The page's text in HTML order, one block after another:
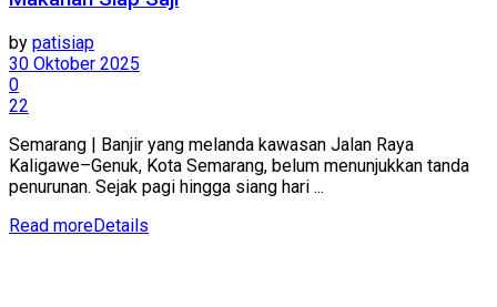
by patisiap
30 Oktober 2025
0
22
Semarang | Banjir yang melanda kawasan Jalan Raya
Kaligawe–Genuk, Kota Semarang, belum menunjukkan tanda
penurunan. Sejak pagi hingga siang hari ...
Read moreDetails